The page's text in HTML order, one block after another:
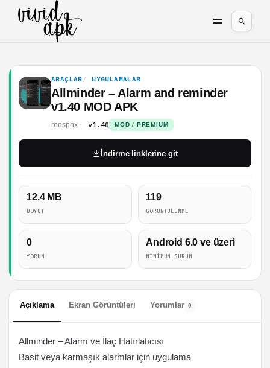
ARAÇLAR UYGULAMALAR
Allminder – Alarm and reminder
v1.40 MOD APK
roosphx v1.40 MOD / PREMIUM
12.4 MB
BOYUT
119
GÖRÜNTÜLENME
0
YORUM
Android 6.0 ve üzeri
MINIMUM SÜRÜM
İndirme linklerine git
Açıklama Ekran Görüntüleri Yorumlar 0
Allminder – Alarm ve İlaç Hatırlatıcısı
Basit veya karmaşık alarmlar için uygulama